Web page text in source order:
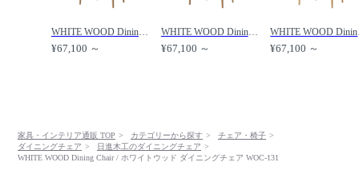
WHITE WOOD Dining Chair / ホワイトウッド ダイニングチェア WOC-132 /
¥67,100 ～
WHITE WOOD Dining Chair / ホワイトウッド ダイニングチェア WOC-1320-W /
¥67,100 ～ ¥67,100 ～
家具・インテリア通販 TOP カテゴリーから探す
チェア・椅子
ダイニングチェア
日進木工のダイニングチェア
WHITE WOOD Dining Chair / ホワイトウッド ダイニングチェア WOC-131